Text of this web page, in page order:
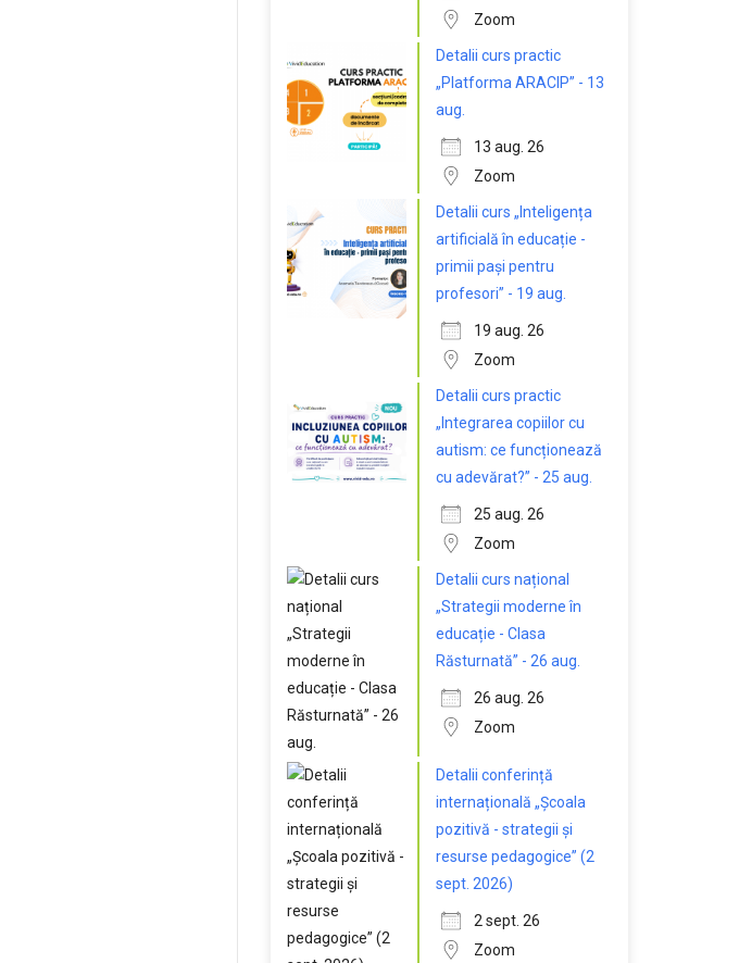
Zoom
Detalii curs practic
„Platforma ARACIP” - 13
aug.
13 aug. 26
Zoom
Detalii curs „Inteligența
artificială în educație -
primii pași pentru
profesori” - 19 aug.
19 aug. 26
Zoom
Detalii curs practic
„Integrarea copiilor cu
autism: ce funcționează
cu adevărat?” - 25 aug.
25 aug. 26
Zoom
Detalii curs național
„Strategii moderne în
educație - Clasa
Răsturnată” - 26 aug.
26 aug. 26
Zoom
Detalii conferință
internațională „Școala
pozitivă - strategii și
resurse pedagogice” (2
sept. 2026)
2 sept. 26
Zoom